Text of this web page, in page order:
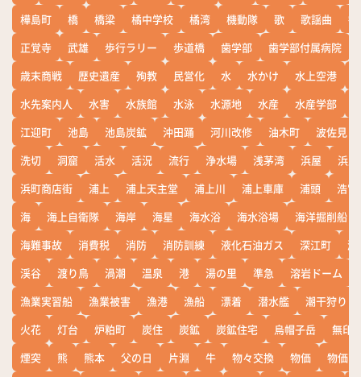
樺島町
橋 橋梁 橘中学校 橘湾 機動隊 歌 歌謡曲
正覚寺
武雄 歩行ラリー 歩道橋 歯学部 歯学部付属病院
歳末商戦
歴史遺産 殉教 民営化 水 水かけ 水上空港
水先案内人
水害 水族館 水泳 水源地 水産 水産学部
江迎町
池島 池島炭鉱 沖田踊 河川改修 油木町
波佐見
洗切
洞窟 活水 活況 流行 浄水場 浅茅湾 浜屋
浜
浜町商店街
浦上 浦上天主堂 浦上川 浦上車庫 浦頭
浩宮
海
海上自衛隊 海岸 海星 海水浴 海水浴場
海洋掘削船
海難事故
消費税 消防 消防訓練 液化石油ガス 深江町
淵
渓谷
渡り鳥 渦潮 温泉 港 湯の里 準急 溶岩ドーム
漁業実習船
漁業被害 漁港 漁船 漂着 潜水艦
潮干狩り
火花
灯台 炉粕町 炭住 炭鉱 炭鉱住宅 烏帽子岳
無印
煙突
熊 熊本 父の日 片淵 牛 物々交換 物価
物価高